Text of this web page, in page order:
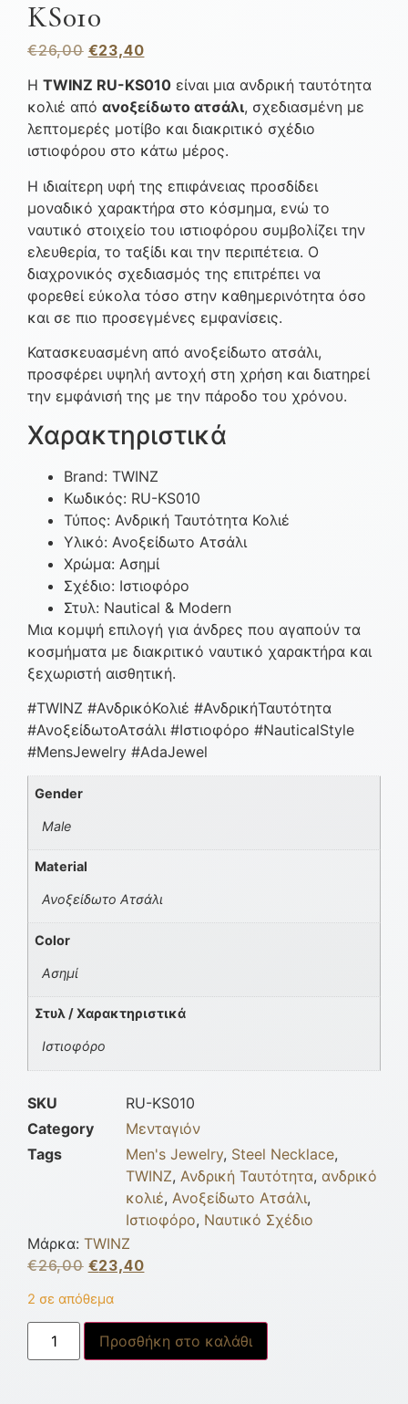
KS010
€26,00 €23,40
Η TWINZ RU-KS010 είναι μια ανδρική ταυτότητα
κολιέ από ανοξείδωτο ατσάλι, σχεδιασμένη με
λεπτομερές μοτίβο και διακριτικό σχέδιο
ιστιοφόρου στο κάτω μέρος.
Η ιδιαίτερη υφή της επιφάνειας προσδίδει
μοναδικό χαρακτήρα στο κόσμημα, ενώ το
ναυτικό στοιχείο του ιστιοφόρου συμβολίζει την
ελευθερία, το ταξίδι και την περιπέτεια. Ο
διαχρονικός σχεδιασμός της επιτρέπει να
φορεθεί εύκολα τόσο στην καθημερινότητα όσο
και σε πιο προσεγμένες εμφανίσεις.
Κατασκευασμένη από ανοξείδωτο ατσάλι,
προσφέρει υψηλή αντοχή στη χρήση και διατηρεί
την εμφάνισή της με την πάροδο του χρόνου.
Χαρακτηριστικά
Brand: TWINZ
Κωδικός: RU-KS010
Τύπος: Ανδρική Ταυτότητα Κολιέ
Υλικό: Ανοξείδωτο Ατσάλι
Χρώμα: Ασημί
Σχέδιο: Ιστιοφόρο
Στυλ: Nautical & Modern
Μια κομψή επιλογή για άνδρες που αγαπούν τα
κοσμήματα με διακριτικό ναυτικό χαρακτήρα και
ξεχωριστή αισθητική.
#TWINZ #ΑνδρικόΚολιέ #ΑνδρικήΤαυτότητα
#ΑνοξείδωτοΑτσάλι #Ιστιοφόρο #NauticalStyle
#MensJewelry #AdaJewel
Gender
Male
Material
Ανοξείδωτο Ατσάλι
Color
Ασημί
Στυλ / Χαρακτηριστικά
Ιστιοφόρο
SKU
RU-KS010
Category
Μενταγιόν
Tags
Men's Jewelry, Steel Necklace,
TWINZ, Ανδρική Ταυτότητα, ανδρικό
κολιέ, Ανοξείδωτο Ατσάλι,
Ιστιοφόρο, Ναυτικό Σχέδιο
Μάρκα: TWINZ
€26,00 €23,40
2 σε απόθεμα
Προσθήκη στο καλάθι